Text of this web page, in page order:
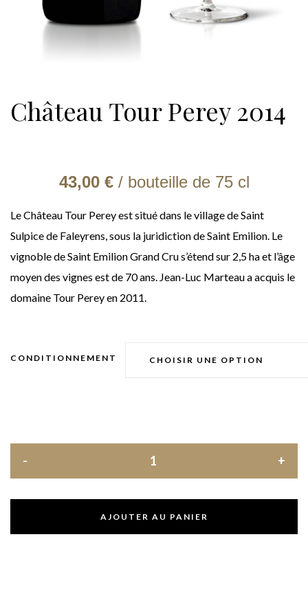
Château Tour Perey 2014
43,00 € / bouteille de 75 cl
Le Château Tour Perey est situé dans le village de Saint
Sulpice de Faleyrens, sous la juridiction de Saint Emilion. Le
vignoble de Saint Emilion Grand Cru s’étend sur 2,5 ha et l’âge
moyen des vignes est de 70 ans. Jean-Luc Marteau a acquis le
domaine Tour Perey en 2011.
CONDITIONNEMENT
AJOUTER AU PANIER